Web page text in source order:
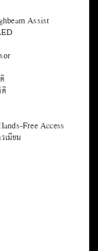
Assist
Free Access
เมียม